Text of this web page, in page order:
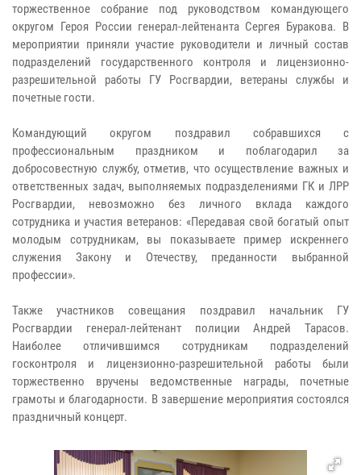
торжественное собрание под руководством командующего
округом Героя России генерал-лейтенанта Сергея Буракова. В
мероприятии приняли участие руководители и личный состав
подразделений государственного контроля и лицензионно-
разрешительной работы ГУ Росгвардии, ветераны службы и
почетные гости.
Командующий округом поздравил собравшихся с
профессиональным праздником и поблагодарил за
добросовестную службу, отметив, что осуществление важных и
ответственных задач, выполняемых подразделениями ГК и ЛРР
Росгвардии, невозможно без личного вклада каждого
сотрудника и участия ветеранов: «Передавая свой богатый опыт
молодым сотрудникам, вы показываете пример искреннего
служения Закону и Отечеству, преданности выбранной
профессии».
Также участников совещания поздравил начальник ГУ
Росгвардии генерал-лейтенант полиции Андрей Тарасов.
Наиболее отличившимся сотрудникам подразделений
госконтроля и лицензионно-разрешительной работы были
торжественно вручены ведомственные награды, почетные
грамоты и благодарности. В завершение мероприятия состоялся
праздничный концерт.